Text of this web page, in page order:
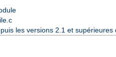
les versions 2.1 et supérieures